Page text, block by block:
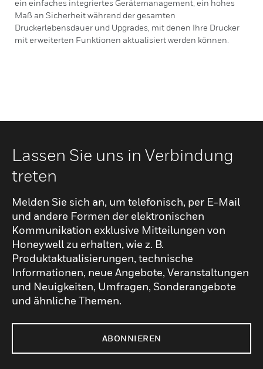
ein einfaches integriertes Gerätemanagement, ein hohes
Maß an Sicherheit während der gesamten
Druckerlebensdauer und Upgrades, mit denen Ihre Drucker
mit erweiterten Funktionen aktualisiert werden können.
Lassen Sie uns in Verbindung
treten
Melden Sie sich an, um telefonisch, per E-Mail
und andere Formen der elektronischen
Kommunikation exklusive Mitteilungen von
Honeywell zu erhalten, wie z. B.
Produktaktualisierungen, technische
Informationen, neue Angebote, Veranstaltungen
und Neuigkeiten, Umfragen, Sonderangebote
und ähnliche Themen.
ABONNIEREN